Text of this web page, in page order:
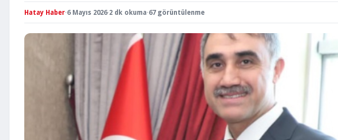
Hatay Haber·6 Mayıs 2026·2 dk okuma·67 görüntülenme